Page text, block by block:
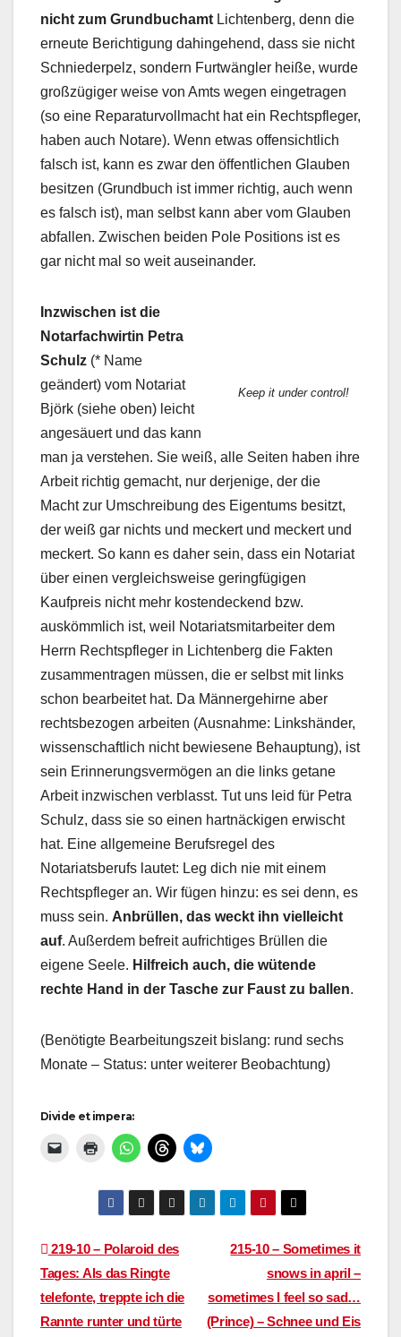
nicht zum GrundbuchamtLichtenberg, denn die
erneute Berichtigung dahingehend, dass sie nicht
Schniederpelz, sondern Furtwängler heiße, wurde
großzügiger weise von Amts wegen eingetragen
(so eine Reparaturvollmacht hat ein Rechtspfleger,
haben auch Notare). Wenn etwas offensichtlich
falsch ist, kann es zwar den öffentlichen Glauben
besitzen (Grundbuch ist immer richtig, auch wenn
es falsch ist), man selbst kann aber vom Glauben
abfallen. Zwischen beiden Pole Positions ist es
gar nicht mal so weit auseinander.
Keep it under control!
Inzwischen ist die
Notarfachwirtin Petra
Schulz (* Name
geändert) vom Notariat
Björk (siehe oben) leicht
angesäuert und das kann
man ja verstehen. Sie weiß, alle Seiten haben ihre
Arbeit richtig gemacht, nur derjenige, der die
Macht zur Umschreibung des Eigentums besitzt,
der weiß gar nichts und meckert und meckert und
meckert. So kann es daher sein, dass ein Notariat
über einen vergleichsweise geringfügigen
Kaufpreis nicht mehr kostendeckend bzw.
auskömmlich ist, weil Notariatsmitarbeiter dem
Herrn Rechtspfleger in Lichtenberg die Fakten
zusammentragen müssen, die er selbst mit links
schon bearbeitet hat. Da Männergehirne aber
rechtsbezogen arbeiten (Ausnahme: Linkshänder,
wissenschaftlich nicht bewiesene Behauptung), ist
sein Erinnerungsvermögen an die links getane
Arbeit inzwischen verblasst. Tut uns leid für Petra
Schulz, dass sie so einen hartnäckigen erwischt
hat. Eine allgemeine Berufsregel des
Notariatsberufs lautet: Leg dich nie mit einem
Rechtspfleger an. Wir fügen hinzu: es sei denn, es
muss sein. Anbrüllen, das weckt ihn vielleicht
auf. Außerdem befreit aufrichtiges Brüllen die
eigene Seele. Hilfreich auch, die wütende
rechte Hand in der Tasche zur Faust zu ballen.
(Benötigte Bearbeitungszeit bislang: rund sechs
Monate – Status: unter weiterer Beobachtung)
Divide et impera:
Beitragsnavigation215-10 – Sometimes it
snows in april –
sometimes I feel so sad…
(Prince) – Schnee und Eis
219-10 – Polaroid des
Tages: Als das Ringte
telefonte, treppte ich die
Rannte runter und türte